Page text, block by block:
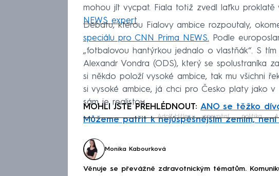
mohou jít vycpat. Fiala totiž zvedl laťku proklatě
NEWS expert.
Debatu, kterou Fialovy ambice rozpoutaly,
speciálu pro CNN Prima NEWS. Podle
„fotbalovou hantýrkou jednalo o vlastňák“. S
Alexandr Vondra (ODS), který se spolustraníka
si někdo položí vysoké ambice, tak mu všichni
si vysoké ambice, já chci pro Česko platy jako v
sám je realistou.
MOHLI JSTE PŘEHLÉDNOUT: ANO se těžko
Můžeme patřit k nejúspěšnějším zemím,
Failed to
Adolf Hitler opevnění politika
Monika Kabourková
Věnuje se převážně zdravotnickým tématům.